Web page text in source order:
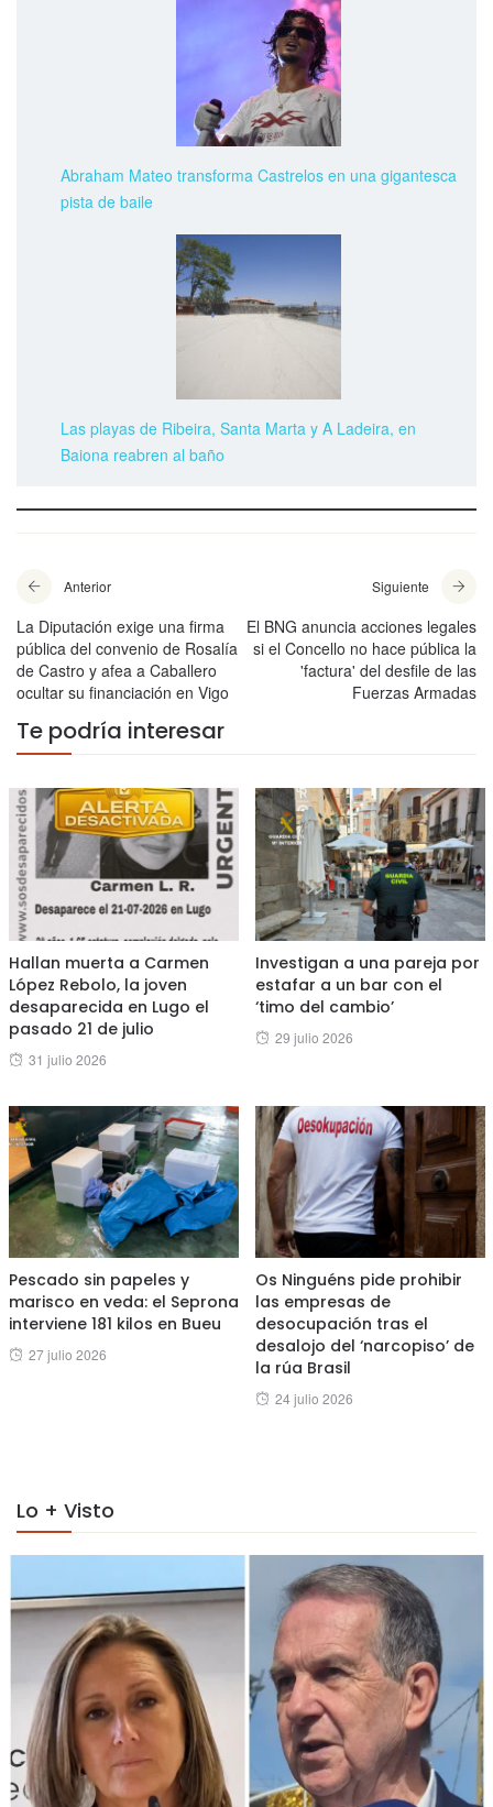
Abraham Mateo transforma Castrelos en una gigantesca
pista de baile
Las playas de Ribeira, Santa Marta y A Ladeira, en
Baiona reabren al baño
Anterior
La Diputación exige una firma
pública del convenio de Rosalía
de Castro y afea a Caballero
ocultar su financiación en Vigo
Siguiente
El BNG anuncia acciones legales
si el Concello no hace pública la
'factura' del desfile de las
Fuerzas Armadas
Te podría interesar
Hallan muerta a Carmen
López Rebolo, la joven
desaparecida en Lugo el
pasado 21 de julio
Posted
31 julio 2026
Investigan a una pareja por
estafar a un bar con el
‘timo del cambio’
Posted
29 julio 2026
Pescado sin papeles y
marisco en veda: el Seprona
interviene 181 kilos en Bueu
Posted
27 julio 2026
Os Ninguéns pide prohibir
las empresas de
desocupación tras el
desalojo del ‘narcopiso’ de
la rúa Brasil
Posted
24 julio 2026
Lo + Visto